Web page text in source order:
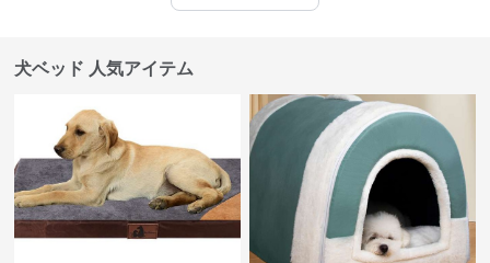
犬ベッド 人気アイテム